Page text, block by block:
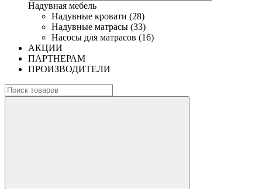
Надувная мебель
Надувные кровати (28)
Надувные матрасы (33)
Насосы для матрасов (16)
АКЦИИ
ПАРТНЕРАМ
ПРОИЗВОДИТЕЛИ